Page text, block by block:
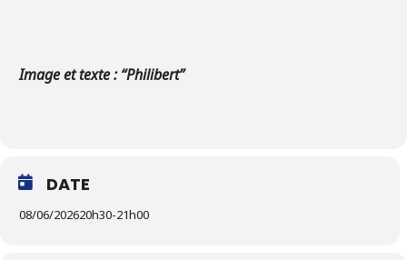
Image et texte : “Philibert”
DATE
08/06/202620h30-21h00